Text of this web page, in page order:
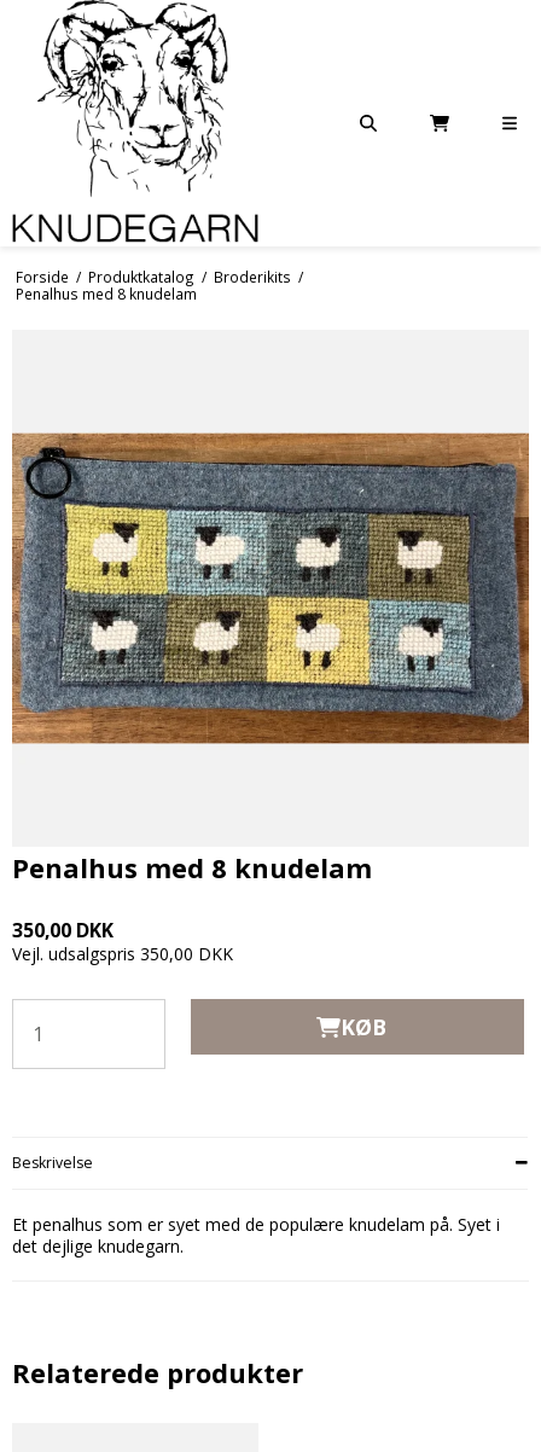
Forside / Produktkatalog / Broderikits /
Penalhus med 8 knudelam
Penalhus med 8 knudelam
350,00 DKK
Vejl. udsalgspris 350,00 DKK
KØB
Beskrivelse
Et penalhus som er syet med de populære knudelam på. Syet i
det dejlige knudegarn.
Relaterede produkter